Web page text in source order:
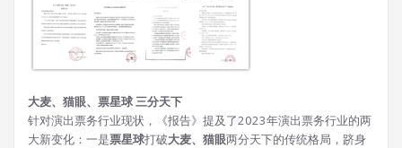
大麦、猫眼、票星球 三分天下
针对演出票务行业现状，《报告》提及了2023年演出票务行业的两
大新变化：一是票星球打破大麦、猫眼两分天下的传统格局，跻身